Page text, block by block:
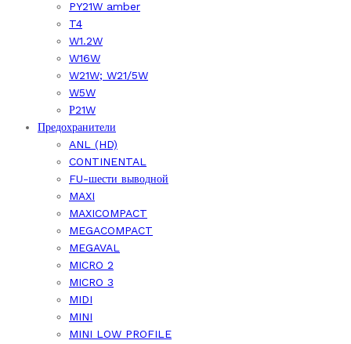
PY21W amber
T4
W1.2W
W16W
W21W; W21/5W
W5W
Р21W
Предохранители
ANL (HD)
CONTINENTAL
FU-шести выводной
MAXI
MAXICOMPACT
MEGACOMPACT
MEGAVAL
MICRO 2
MICRO 3
MIDI
MINI
MINI LOW PROFILE